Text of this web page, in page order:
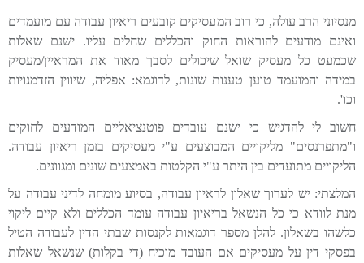
מנסיוני הרב עולה, כי רוב המעסיקים קובעים ריאיון עבודה עם מועמדים
ואינם מודעים להוראות החוק והכללים שחלים עליו. ישנם שאלות
שכמעט כל מעסיק שואל שיכולים לסבך מאוד את המראיין/מעסיק
במידה והמועמד טוען טענות שונות, לדוגמא: אפליה, שיווין הזדמנויות
וכו'.
חשוב לי להדגיש כי ישנם עובדים פוטנציאליים המודעים לחוקים
ו"מתפרנסים" מליקויים המבוצעים ע"י מעסיקים בזמן ריאיון עבודה.
הליקויים מתועדים בין היתר ע"י הקלטות באמצעים שונים ומגוונים.
המלצתי: יש לערוך שאלון לראיון עבודה, בסיוע מומחה לדיני עבודה על
מנת לוודא כי כל הנשאל בריאיון עבודה עומד הכללים ולא קיים ליקוי
כלשהו בשאלון. להלן מספר דוגמאות לקנסות שבתי הדין לעבודה הטיל
בפסקי דין על מעסיקים אם העובד מוכיח (די בקלות) שנשאל שאלות